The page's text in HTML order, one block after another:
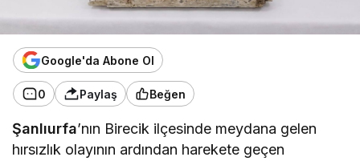
Google'da Abone Ol
0 Paylaş Beğen
Şanlıurfa’nın Birecik ilçesinde meydana gelen
hırsızlık olayının ardından harekete geçen